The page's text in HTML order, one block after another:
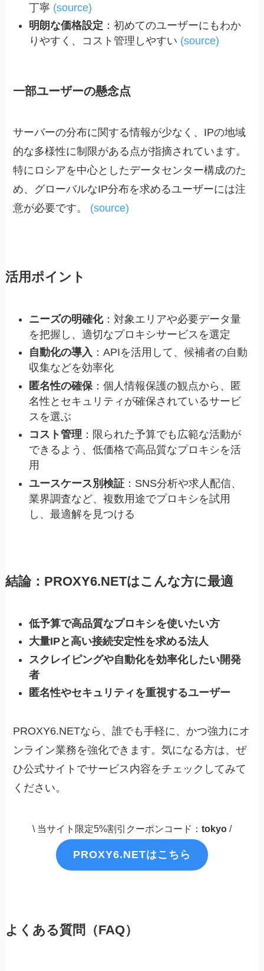
丁寧 (source)
明朗な価格設定 ：初めてのユーザーにもわか
りやすく、コスト管理しやすい (source)
一部ユーザーの懸念点
サーバーの分布に関する情報が少なく、IPの地域
的な多様性に制限がある点が指摘されています。
特にロシアを中心としたデータセンター構成のた
め、グローバルなIP分布を求めるユーザーには注
意が必要です。 (source)
活用ポイント
ニーズの明確化：対象エリアや必要データ量
を把握し、適切なプロキシサービスを選定
自動化の導入 ：APIを活用して、候補者の自動
収集などを効率化
匿名性の確保 ：個人情報保護の観点から、匿
名性とセキュリティが確保されているサービ
スを選ぶ
コスト管理 ：限られた予算でも広範な活動が
できるよう、低価格で高品質なプロキシを活
用
ユースケース別検証 ：SNS分析や求人配信、
業界調査など、複数用途でプロキシを試用
し、最適解を見つける
結論：PROXY6.NETはこんな方に最適
低予算で高品質なプロキシを使いたい方
大量IPと高い接続安定性を求める法人
スクレイピングや自動化を効率化したい開発
者
匿名性やセキュリティを重視するユーザー
PROXY6.NETなら、誰でも手軽に、かつ強力にオ
ンライン業務を強化できます。気になる方は、ぜ
ひ公式サイトでサービス内容をチェックしてみて
ください。
\ 当サイト限定5%割引クーポンコード： tokyo /
PROXY6.NETはこちら
よくある質問（FAQ）